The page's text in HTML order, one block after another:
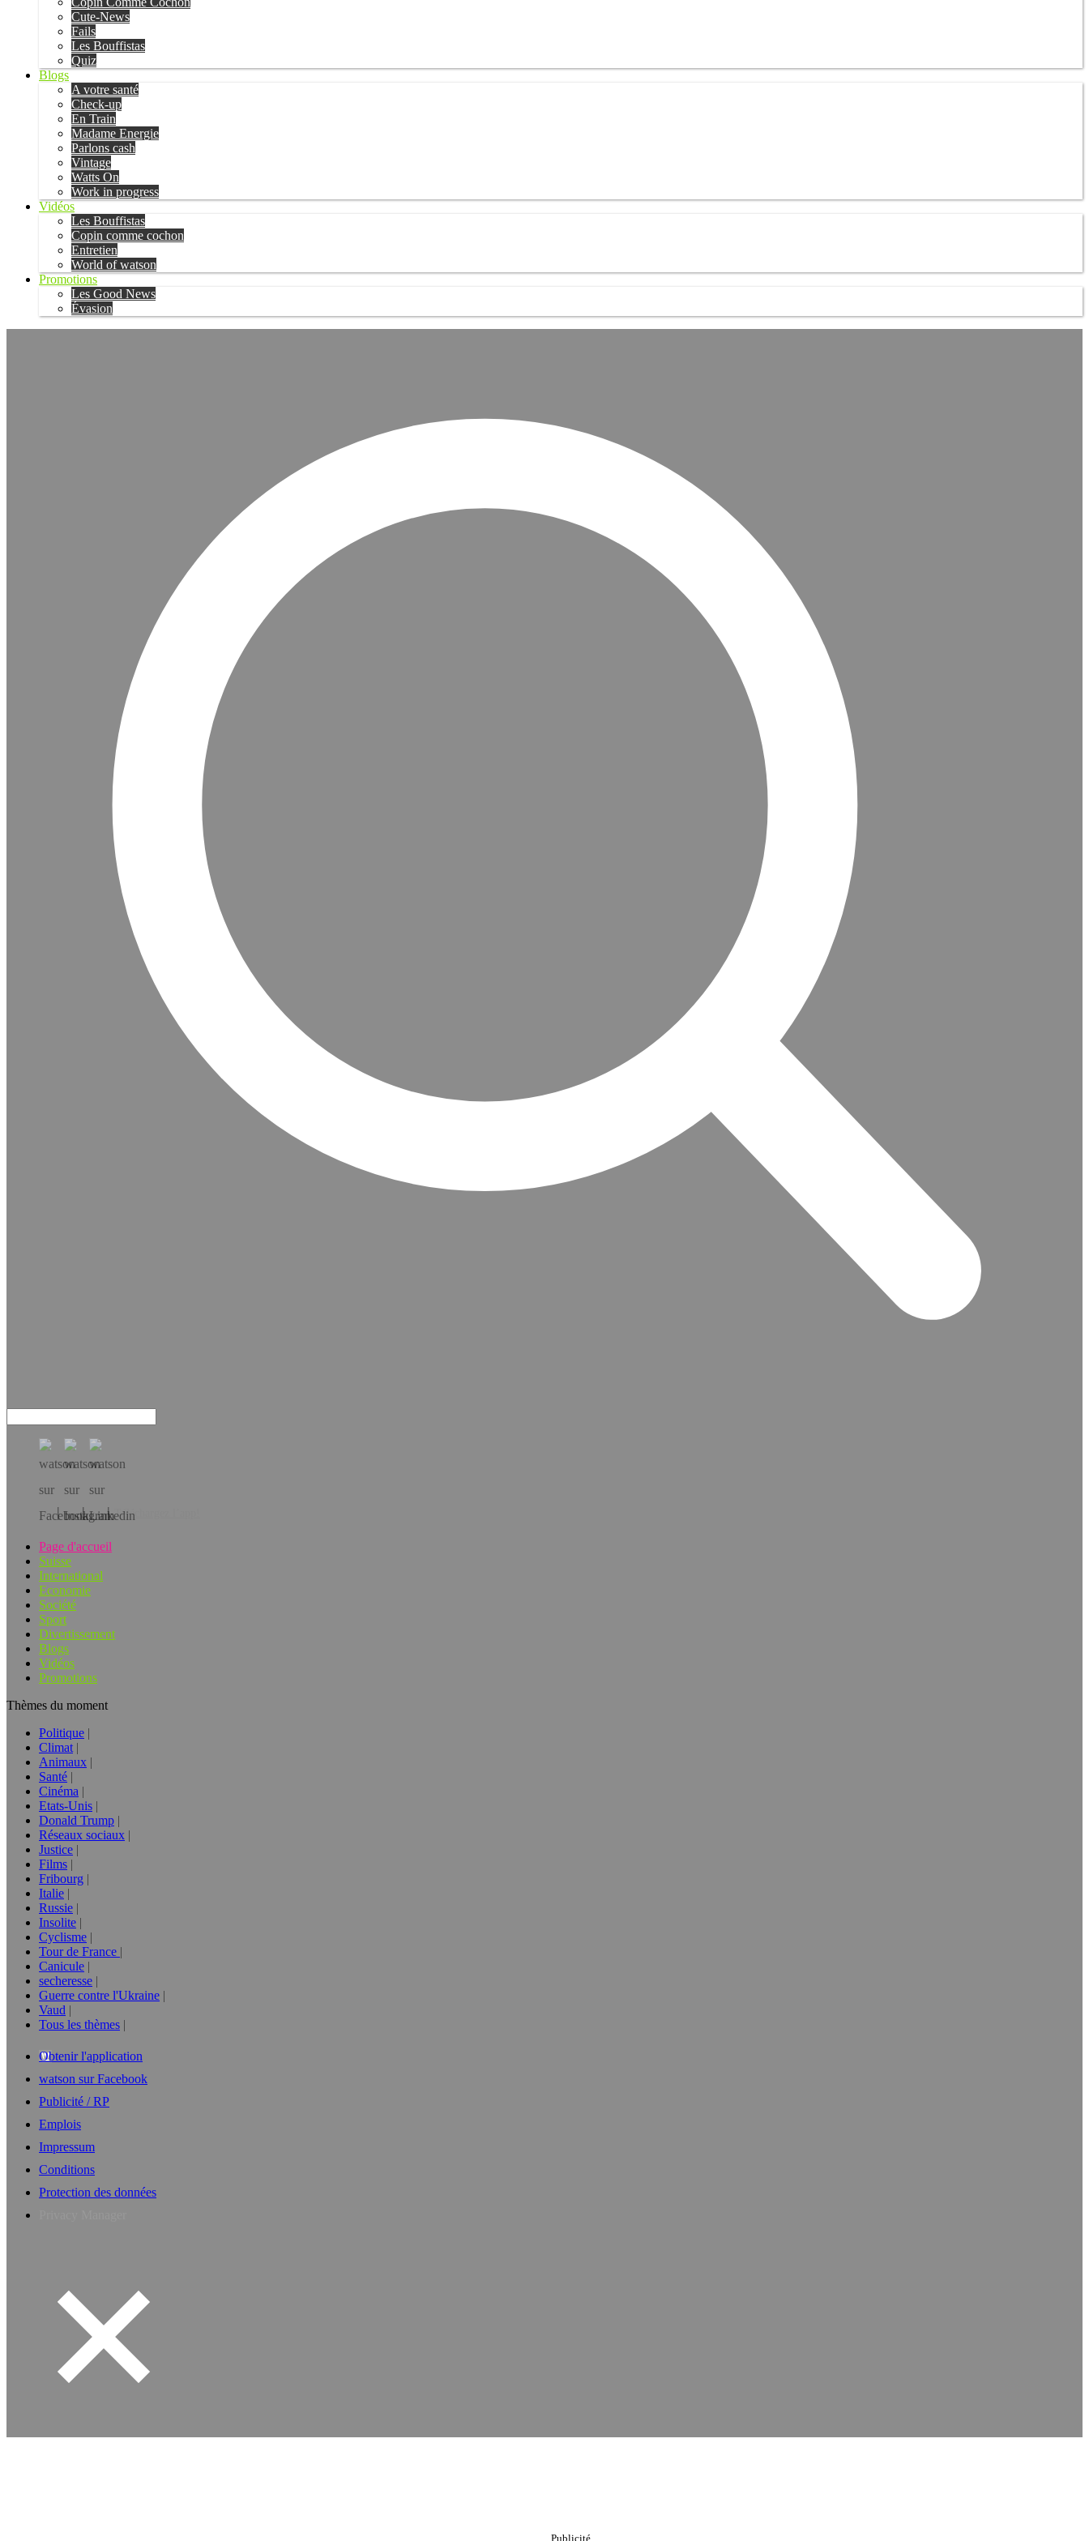
Cute-News
Fails
Les Bouffistas
Quiz
Blogs
A votre santé
Check-up
En Train
Madame Energie
Parlons cash
Vintage
Watts On
Work in progress
Vidéos
Les Bouffistas
Copin comme cochon
Entretien
World of watson
Promotions
Les Good News
Évasion
Téléchargez l’app!
Page d'accueil
Suisse
International
Economie
Société
Sport
Divertissement
Blogs
Vidéos
Promotions
Thèmes du moment
Politique
Climat
Animaux
Santé
Cinéma
Etats-Unis
Donald Trump
Réseaux sociaux
Justice
Films
Fribourg
Italie
Russie
Insolite
Cyclisme
Tour de France
Canicule
secheresse
Guerre contre l'Ukraine
Vaud
Tous les thèmes
Obtenir l'application
watson sur Facebook
Publicité / RP
Emplois
Impressum
Conditions
Protection des données